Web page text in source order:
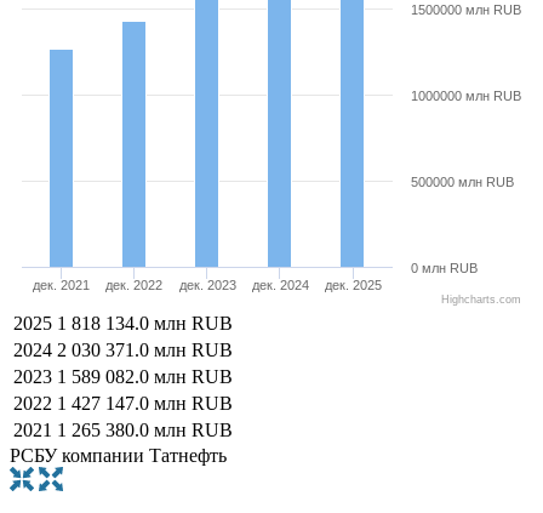
дек. 2021 дек. 2022 дек. 2023 дек. 2024 дек. 2025
0 млн RUB
500000 млн RUB
1000000 млн RUB
1500000 млн RUB
Highcharts.com
2025 1 818 134.0 млн RUB
2024 2 030 371.0 млн RUB
2023 1 589 082.0 млн RUB
2022 1 427 147.0 млн RUB
2021 1 265 380.0 млн RUB
РСБУ компании Татнефть